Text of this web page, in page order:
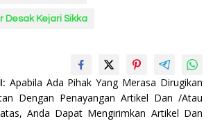
Kejari Sikka
Apabila Ada Pihak Yang Merasa Dirugikan
Dengan Penayangan Artikel Dan /Atau
Anda Dapat Mengirimkan Artikel Dan